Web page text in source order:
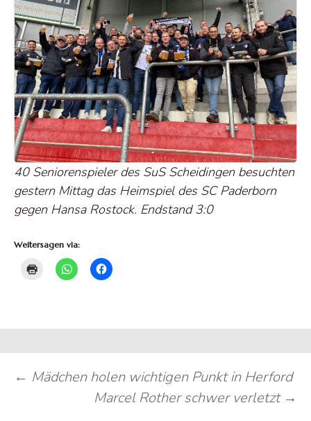
40 Seniorenspieler des SuS Scheidingen besuchten
gestern Mittag das Heimspiel des SC Paderborn
gegen Hansa Rostock. Endstand 3:0
Weitersagen via:
Beitragsnavigation
← Mädchen holen wichtigen Punkt in Herford
Marcel Rother schwer verletzt →